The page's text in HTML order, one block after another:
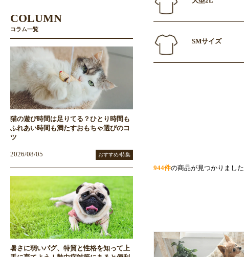
SMサイズ
944件の商品が見つかりました
COLUMN
コラム一覧
猫の遊び時間は足りてる？ひとり時間も
ふれあい時間も満たすおもちゃ選びのコ
ツ
2026/08/05 おすすめ/特集
暑さに弱いパグ、特質と性格を知って上